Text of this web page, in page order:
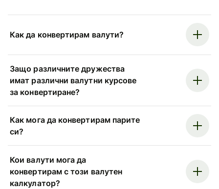
Как да конвертирам валути?
Защо различните дружества
имат различни валутни курсове
за конвертиране?
Как мога да конвертирам парите
си?
Кои валути мога да
конвертирам с този валутен
калкулатор?